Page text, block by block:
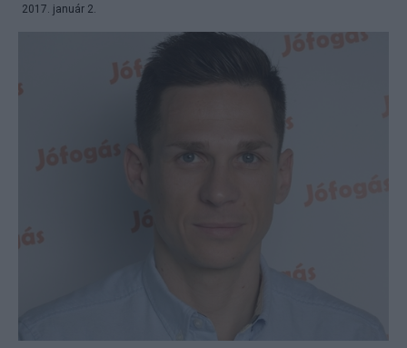
2017. január 2.